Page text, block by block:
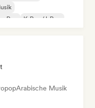
Rap
K-Pop/J-Pop
Arabische Musik